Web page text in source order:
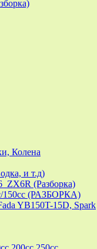
Колена
и т.д)
(Разборка)
150cc (РАЗБОРКА)
YB150T-15D, Spark